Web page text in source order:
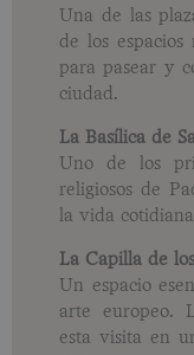
Una de las
de los espacios
para pasear y
ciudad.
La Basílica de
Uno de los
religiosos de
la vida
La Capilla de
Un espacio
arte europeo.
esta visita en